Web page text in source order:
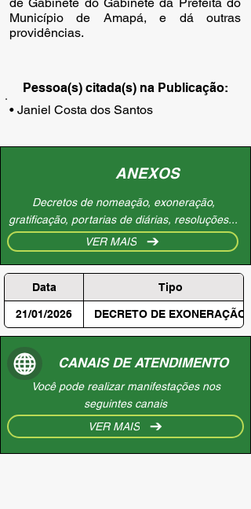
Município de Amapá, e dá outras
providências.
Pessoa(s) citada(s) na Publicação:
• Janiel Costa dos Santos
ANEXOS
Decretos de nomeação, exoneração,
gratificação, portarias de diárias, resoluções...
VER MAIS
Data Tipo
21/01/2026 DECRETO DE EXONERAÇÃO
CANAIS DE ATENDIMENTO
Você pode realizar manifestações nos
seguintes canais
VER MAIS